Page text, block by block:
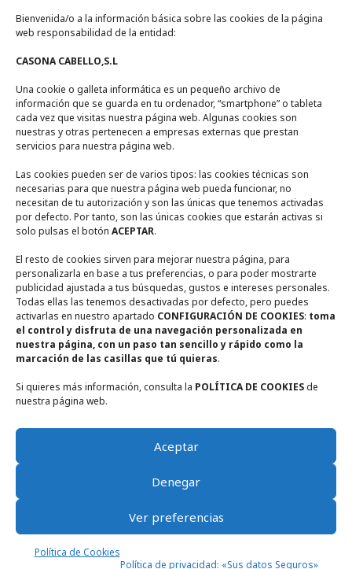
Bienvenida/o a la información básica sobre las cookies de la página
web responsabilidad de la entidad:
CASONA CABELLO,S.L
Una cookie o galleta informática es un pequeño archivo de
información que se guarda en tu ordenador, “smartphone” o tableta
cada vez que visitas nuestra página web. Algunas cookies son
nuestras y otras pertenecen a empresas externas que prestan
servicios para nuestra página web.
Las cookies pueden ser de varios tipos: las cookies técnicas son
necesarias para que nuestra página web pueda funcionar, no
necesitan de tu autorización y son las únicas que tenemos activadas
por defecto. Por tanto, son las únicas cookies que estarán activas si
solo pulsas el botón ACEPTAR.
El resto de cookies sirven para mejorar nuestra página, para
personalizarla en base a tus preferencias, o para poder mostrarte
publicidad ajustada a tus búsquedas, gustos e intereses personales.
Todas ellas las tenemos desactivadas por defecto, pero puedes
activarlas en nuestro apartado CONFIGURACIÓN DE COOKIES: toma
el control y disfruta de una navegación personalizada en
nuestra página, con un paso tan sencillo y rápido como la
marcación de las casillas que tú quieras.
Si quieres más información, consulta la POLÍTICA DE COOKIESde
nuestra página web.
Aceptar
Denegar
Ver preferencias
Política de Cookies
Política de privacidad: «Sus datos Seguros»
La Casa
Zona de Piscina
Zonas Comunes
Entorno
Contacto
Calle Encina Nº 10, (13249) Ruidera, Ciudad Real
+ 34 655948356
casaruralmiradorderuidera@gmail.com
El Mirador de Ruidera © 2026 - Diseño web a cargo de Pablo Iannarelli
/
Términos y condiciones de reserva
Aviso Legal
Política de privacidad: «Sus datos Seguros»
Política de Cookies